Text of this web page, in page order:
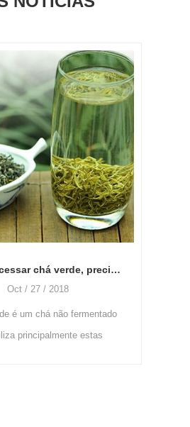
como processar chá verde, precisa de qual máquina e como usar?
Oct / 27 / 2018
é um chá não fermentado
principalmente estas